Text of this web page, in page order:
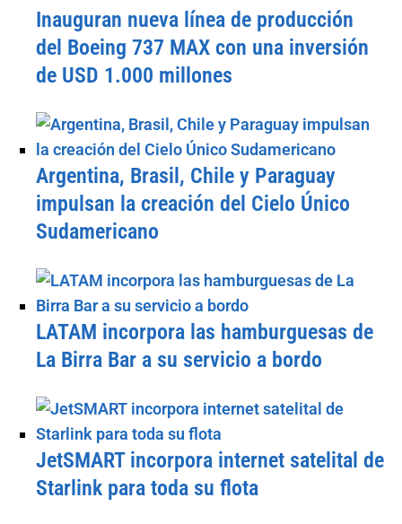
Inauguran nueva línea de producción
del Boeing 737 MAX con una inversión
de USD 1.000 millones
Argentina, Brasil, Chile y Paraguay
impulsan la creación del Cielo Único
Sudamericano
LATAM incorpora las hamburguesas de
La Birra Bar a su servicio a bordo
JetSMART incorpora internet satelital de
Starlink para toda su flota